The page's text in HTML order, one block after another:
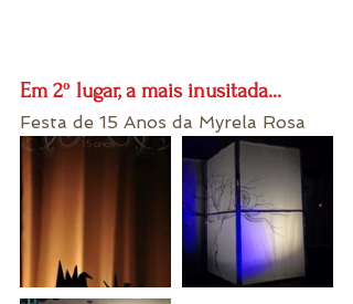
Em 2º lugar, a mais inusitada...
Festa de 15 Anos da Myrela Rosa